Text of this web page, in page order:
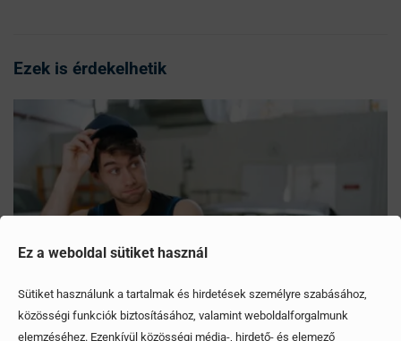
Ez a weboldal sütiket használ
Sütiket használunk a tartalmak és hirdetések személyre szabásához,
közösségi funkciók biztosításához, valamint weboldalforgalmunk
elemzéséhez. Ezenkívül közösségi média-, hirdető- és elemező
Ezek is érdekelhetik